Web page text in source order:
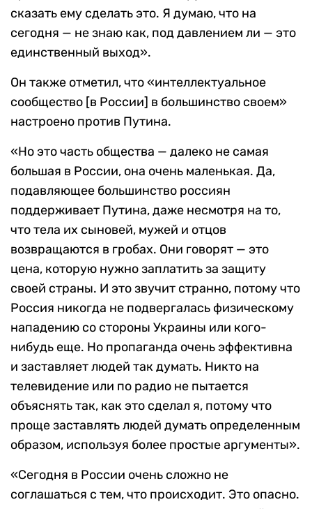
сказать ему сделать это. Я думаю, что на
сегодня — не знаю как, под давлением ли — это
единственный выход».
Он также отметил, что «интеллектуальное
сообщество [в России] в большинство своем»
настроено против Путина.
«Но это часть общества — далеко не самая
большая в России, она очень маленькая. Да,
подавляющее большинство россиян
поддерживает Путина, даже несмотря на то,
что тела их сыновей, мужей и отцов
возвращаются в гробах. Они говорят — это
цена, которую нужно заплатить за защиту
своей страны. И это звучит странно, потому что
Россия никогда не подвергалась физическому
нападению со стороны Украины или кого-
нибудь еще. Но пропаганда очень эффективна
и заставляет людей так думать. Никто на
телевидение или по радио не пытается
объяснять так, как это сделал я, потому что
проще заставлять людей думать определенным
образом, используя более простые аргументы».
«Сегодня в России очень сложно не
соглашаться с тем, что происходит. Это опасно.